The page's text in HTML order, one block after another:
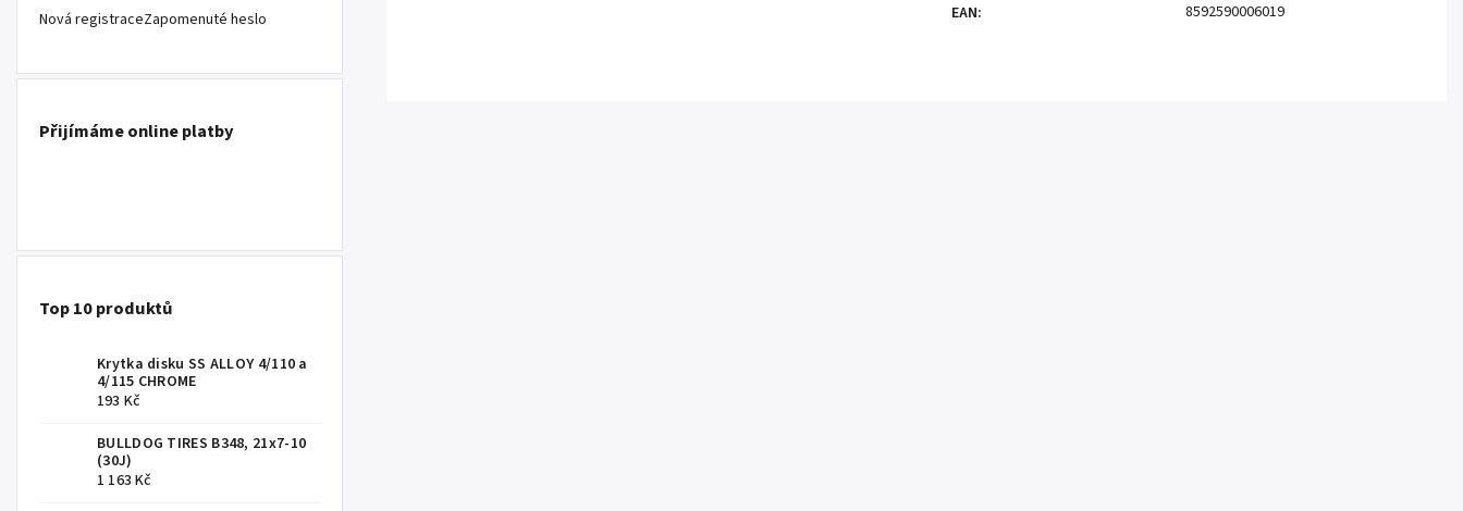
Nová registraceZapomenuté heslo
Přijímáme online platby
Top 10 produktů
Krytka disku SS ALLOY 4/110 a
4/115 CHROME
193 Kč
BULLDOG TIRES B348, 21x7-10
(30J)
1 163 Kč
EAN: 8592590006019